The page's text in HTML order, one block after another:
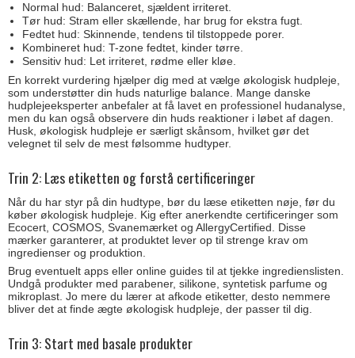
Normal hud: Balanceret, sjældent irriteret.
Tør hud: Stram eller skællende, har brug for ekstra fugt.
Fedtet hud: Skinnende, tendens til tilstoppede porer.
Kombineret hud: T-zone fedtet, kinder tørre.
Sensitiv hud: Let irriteret, rødme eller kløe.
En korrekt vurdering hjælper dig med at vælge økologisk hudpleje,
som understøtter din huds naturlige balance. Mange danske
hudplejeeksperter anbefaler at få lavet en professionel hudanalyse,
men du kan også observere din huds reaktioner i løbet af dagen.
Husk, økologisk hudpleje er særligt skånsom, hvilket gør det
velegnet til selv de mest følsomme hudtyper.
Trin 2: Læs etiketten og forstå certificeringer
Når du har styr på din hudtype, bør du læse etiketten nøje, før du
køber økologisk hudpleje. Kig efter anerkendte certificeringer som
Ecocert, COSMOS, Svanemærket og AllergyCertified. Disse
mærker garanterer, at produktet lever op til strenge krav om
ingredienser og produktion.
Brug eventuelt apps eller online guides til at tjekke ingredienslisten.
Undgå produkter med parabener, silikone, syntetisk parfume og
mikroplast. Jo mere du lærer at afkode etiketter, desto nemmere
bliver det at finde ægte økologisk hudpleje, der passer til dig.
Trin 3: Start med basale produkter